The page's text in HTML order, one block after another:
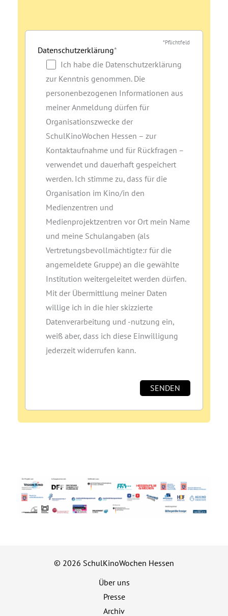
*Pflichtfeld
Datenschutzerklärung*
Ich habe die Datenschutzerklärung
zur Kenntnis genommen. Die
personenbezogenen Informationen aus
meiner Anmeldung dürfen für
Organisationszwecke der
SchulKinoWochen Hessen – zur
Kontaktaufnahme und für Rückfragen –
verwendet und dauerhaft gespeichert
werden. Ich stimme zu, dass für die
Organisation im Kino/in den
Medienzentren und
Medienprojektzentren vor Ort mein Name
und meine Schulangaben (als
Vertretungsbevollmächtigte:r für die
angemeldete Gruppe) an die gewählte
Institution weitergeleitet werden dürfen.
Mit der Übermittlung meiner Daten
willige ich in die hier skizzierte
Datenverarbeitung und ‑nutzung ein,
weiß aber, dass ich diese Einwilligung
jederzeit widerrufen kann.
© 2026 SchulKinoWochen Hessen
Über uns
Presse
Archiv